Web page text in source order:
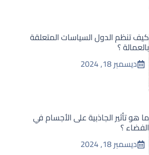
كيف تنظم الدول السياسات المتعلقة
بالعمالة ؟
ديسمبر 18, 2024
ما هو تأثير الجاذبية على الأجسام في
الفضاء ؟
ديسمبر 18, 2024